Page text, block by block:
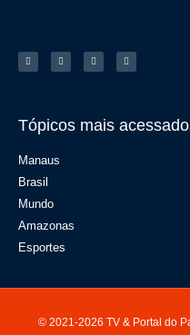
Tópicos mais
Manaus
Brasil
Mundo
Amazonas
Esportes
© 2021-2026 TV & Portal do